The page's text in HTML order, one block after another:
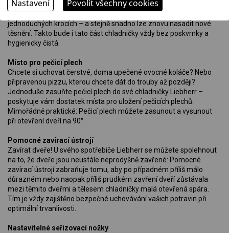
dveří u svého spotřebiče Liebherr? Můžete to úplně snadno udělat
sami: Vyměnitelné těsnění dveří lze demontovat v několika
jednoduchých krocích – a stejně snadno lze znovu nasadit nové
těsnění. Takto bude i tato část chladničky vždy bez poskvrnky a
hygienicky čistá.
Místo pro pečicí plech
Chcete si uchovat čerstvé, doma upečené ovocné koláče? Nebo
připravenou pizzu, kterou chcete dát do trouby až později?
Jednoduše zasuňte pečicí plech do své chladničky Liebherr –
poskytuje vám dostatek místa pro uložení pečicích plechů.
Mimořádně praktické: Pečicí plech můžete zasunout a vysunout
při otevření dveří na 90°.
Pomocné zavírací ústrojí
Zavírat dveře! U svého spotřebiče Liebherr se můžete spolehnout
na to, že dveře jsou neustále neprodyšně zavřené: Pomocné
zavírací ústrojí zabraňuje tomu, aby po případném příliš málo
důrazném nebo naopak příliš prudkém zavření dveří zůstávala
mezi těmito dveřmi a tělesem chladničky malá otevřená spára.
Tím je vždy zajištěno bezpečné uchovávání vašich potravin při
optimální trvanlivosti.
Nastavitelné seřizovací nožky
Nastavení Povolit všechny cookies